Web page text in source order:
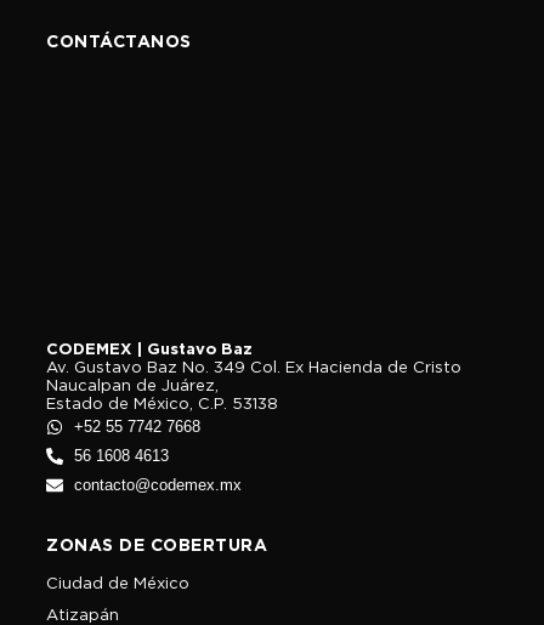
CONTÁCTANOS
CODEMEX | Gustavo Baz
Av. Gustavo Baz No. 349 Col. Ex Hacienda de Cristo
Naucalpan de Juárez,
Estado de México, C.P. 53138
+52 55 7742 7668
56 1608 4613
contacto@codemex.mx
ZONAS DE COBERTURA
Ciudad de México
Atizapán